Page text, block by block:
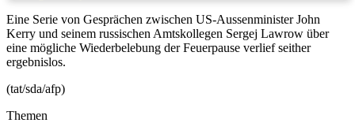
Eine Serie von Gesprächen zwischen US-Aussenminister John
Kerry und seinem russischen Amtskollegen Sergej Lawrow über
eine mögliche Wiederbelebung der Feuerpause verlief seither
ergebnislos.
(tat/sda/afp)
Themen